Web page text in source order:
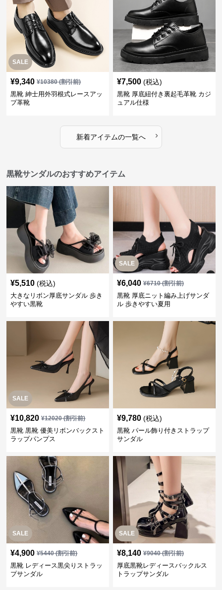
SALE
¥9,340 ¥10380(割引前)
黒靴 紳士用外羽根式レースアッ
プ革靴
¥7,500 (税込)
黒靴 厚底紐付き裏起毛革靴 カジ
ュアル仕様
新着アイテムの一覧へ ›
黒靴サンダルのおすすめアイテム
¥5,510 (税込)
大きなリボン厚底サンダル 歩き
やすい黒靴
SALE
¥6,040 ¥6710(割引前)
黒靴 厚底ニット編み上げサンダ
ル 歩きやすい夏用
SALE
¥10,820 ¥12020(割引前)
黒靴 黒靴 優美リボンバックスト
ラップパンプス
¥9,780 (税込)
黒靴 パール飾り付きストラップ
サンダル
SALE
¥4,900 ¥5440(割引前)
黒靴 レディース黒尖りストラッ
プサンダル
SALE
¥8,140 ¥9040(割引前)
厚底黒靴レディースバックルス
トラップサンダル